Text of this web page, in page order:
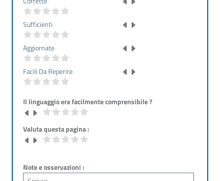
Sufficienti
Aggiornate
Facili Da Reperire
Il linguaggio era facilmente comprensibile ?
Valuta questa pagina :
Note e osservazioni :